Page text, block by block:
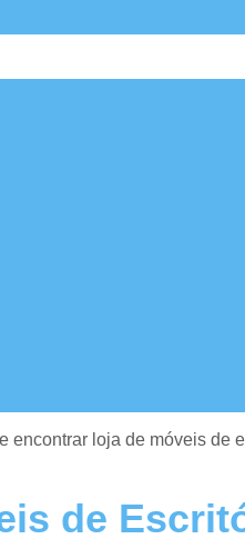
Balcão para Atendimento
Cadeira
encontrar loja de móveis de
de